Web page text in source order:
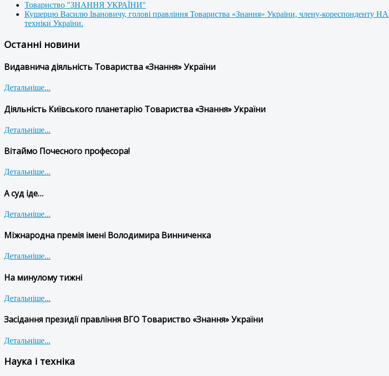
Товариство "ЗНАННЯ УКРАЇНИ"
Кушерцю Василю Івановичу, голові правління Товариства «Знання» України, члену-кореспонденту
техніки України.
Останні новини
Видавнича діяльність Товариства «Знання» України
Детальніше...
Діяльність Київського планетарію Товариства «Знання» України
Детальніше...
Вітаймо Почесного професора!
Детальніше...
А суд іде…
Детальніше...
Міжнародна премія імені Володимира Винниченка
Детальніше...
На минулому тижні
Детальніше...
Засідання президії правління ВГО Товариство «Знання» України
Детальніше...
Наука і техніка